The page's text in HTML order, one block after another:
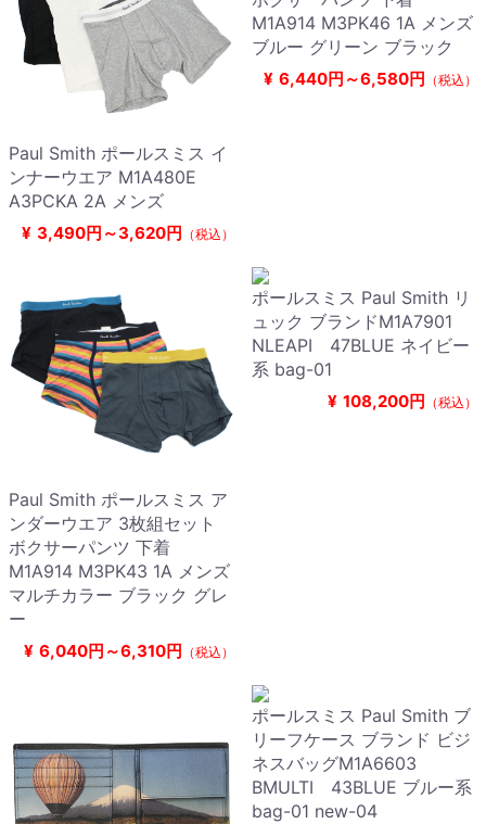
Paul Smith ポールスミス イ
ンナーウエア M1A480E
A3PCKA 2A メンズ
¥ 3,490円～3,620円 （税込）
M1A914 M3PK46 1A メンズ
ブルー グリーン ブラック
¥ 6,440円～6,580円 （税込）
Paul Smith ポールスミス ア
ンダーウエア 3枚組セット
ボクサーパンツ 下着
M1A914 M3PK43 1A メンズ
マルチカラー ブラック グレ
ー
¥ 6,040円～6,310円 （税込）
ポールスミス Paul Smith リ
ュック ブランドM1A7901
NLEAPI 47BLUE ネイビー
系 bag-01
¥ 108,200円 （税込）
ポールスミス Paul Smith ブ
リーフケース ブランド ビジ
ネスバッグM1A6603
BMULTI 43BLUE ブルー系
bag-01 new-04